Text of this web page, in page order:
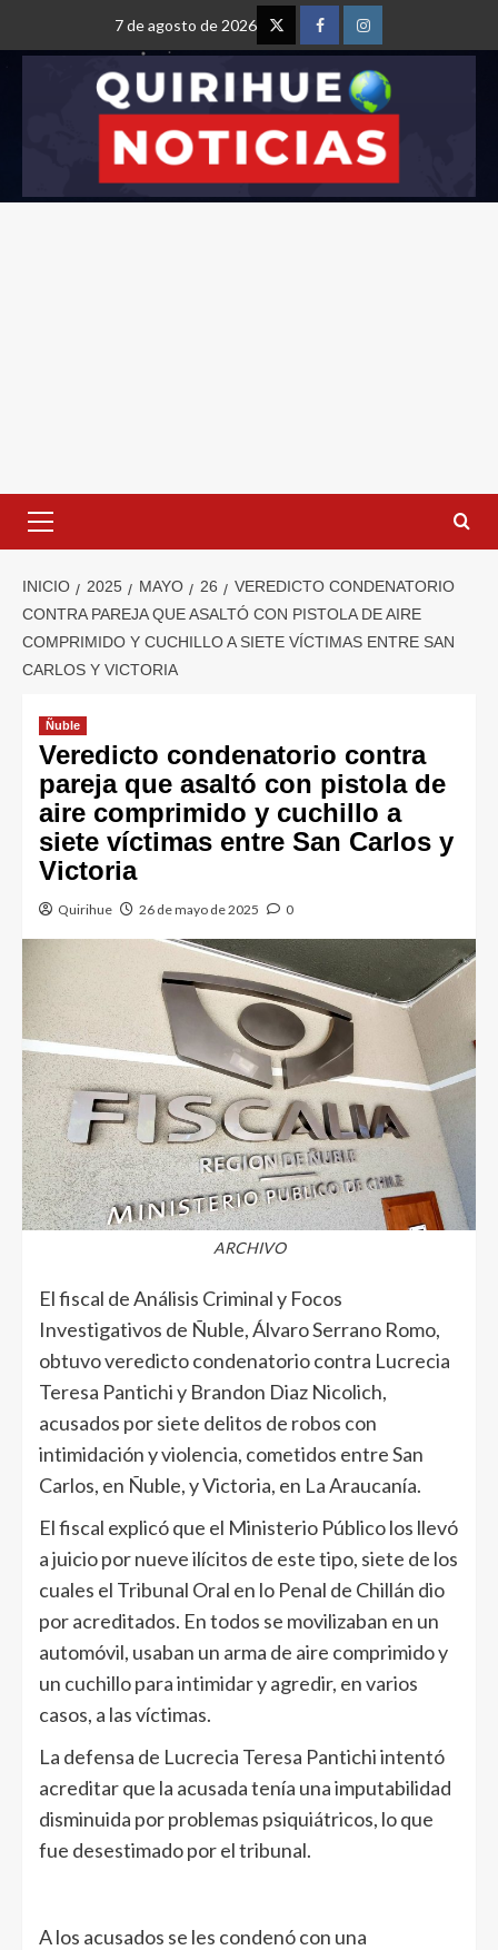
7 de agosto de 2026
INICIO 2025 MAYO 26
VEREDICTO CONDENATORIO
CONTRA PAREJA QUE ASALTÓ CON PISTOLA DE AIRE
COMPRIMIDO Y CUCHILLO A SIETE VÍCTIMAS ENTRE SAN
CARLOS Y VICTORIA
Ñuble
Veredicto condenatorio contra
pareja que asaltó con pistola de
aire comprimido y cuchillo a
siete víctimas entre San Carlos y
Victoria
Quirihue 26 de mayo de 2025 0
ARCHIVO
El fiscal de Análisis Criminal y Focos
Investigativos de Ñuble, Álvaro Serrano Romo,
obtuvo veredicto condenatorio contra Lucrecia
Teresa Pantichi y Brandon Diaz Nicolich,
acusados por siete delitos de robos con
intimidación y violencia, cometidos entre San
Carlos, en Ñuble, y Victoria, en La Araucanía.
El fiscal explicó que el Ministerio Público los llevó
a juicio por nueve ilícitos de este tipo, siete de los
cuales el Tribunal Oral en lo Penal de Chillán dio
por acreditados. En todos se movilizaban en un
automóvil, usaban un arma de aire comprimido y
un cuchillo para intimidar y agredir, en varios
casos, a las víctimas.
La defensa de Lucrecia Teresa Pantichi intentó
acreditar que la acusada tenía una imputabilidad
disminuida por problemas psiquiátricos, lo que
fue desestimado por el tribunal.
A los acusados se les condenó con una